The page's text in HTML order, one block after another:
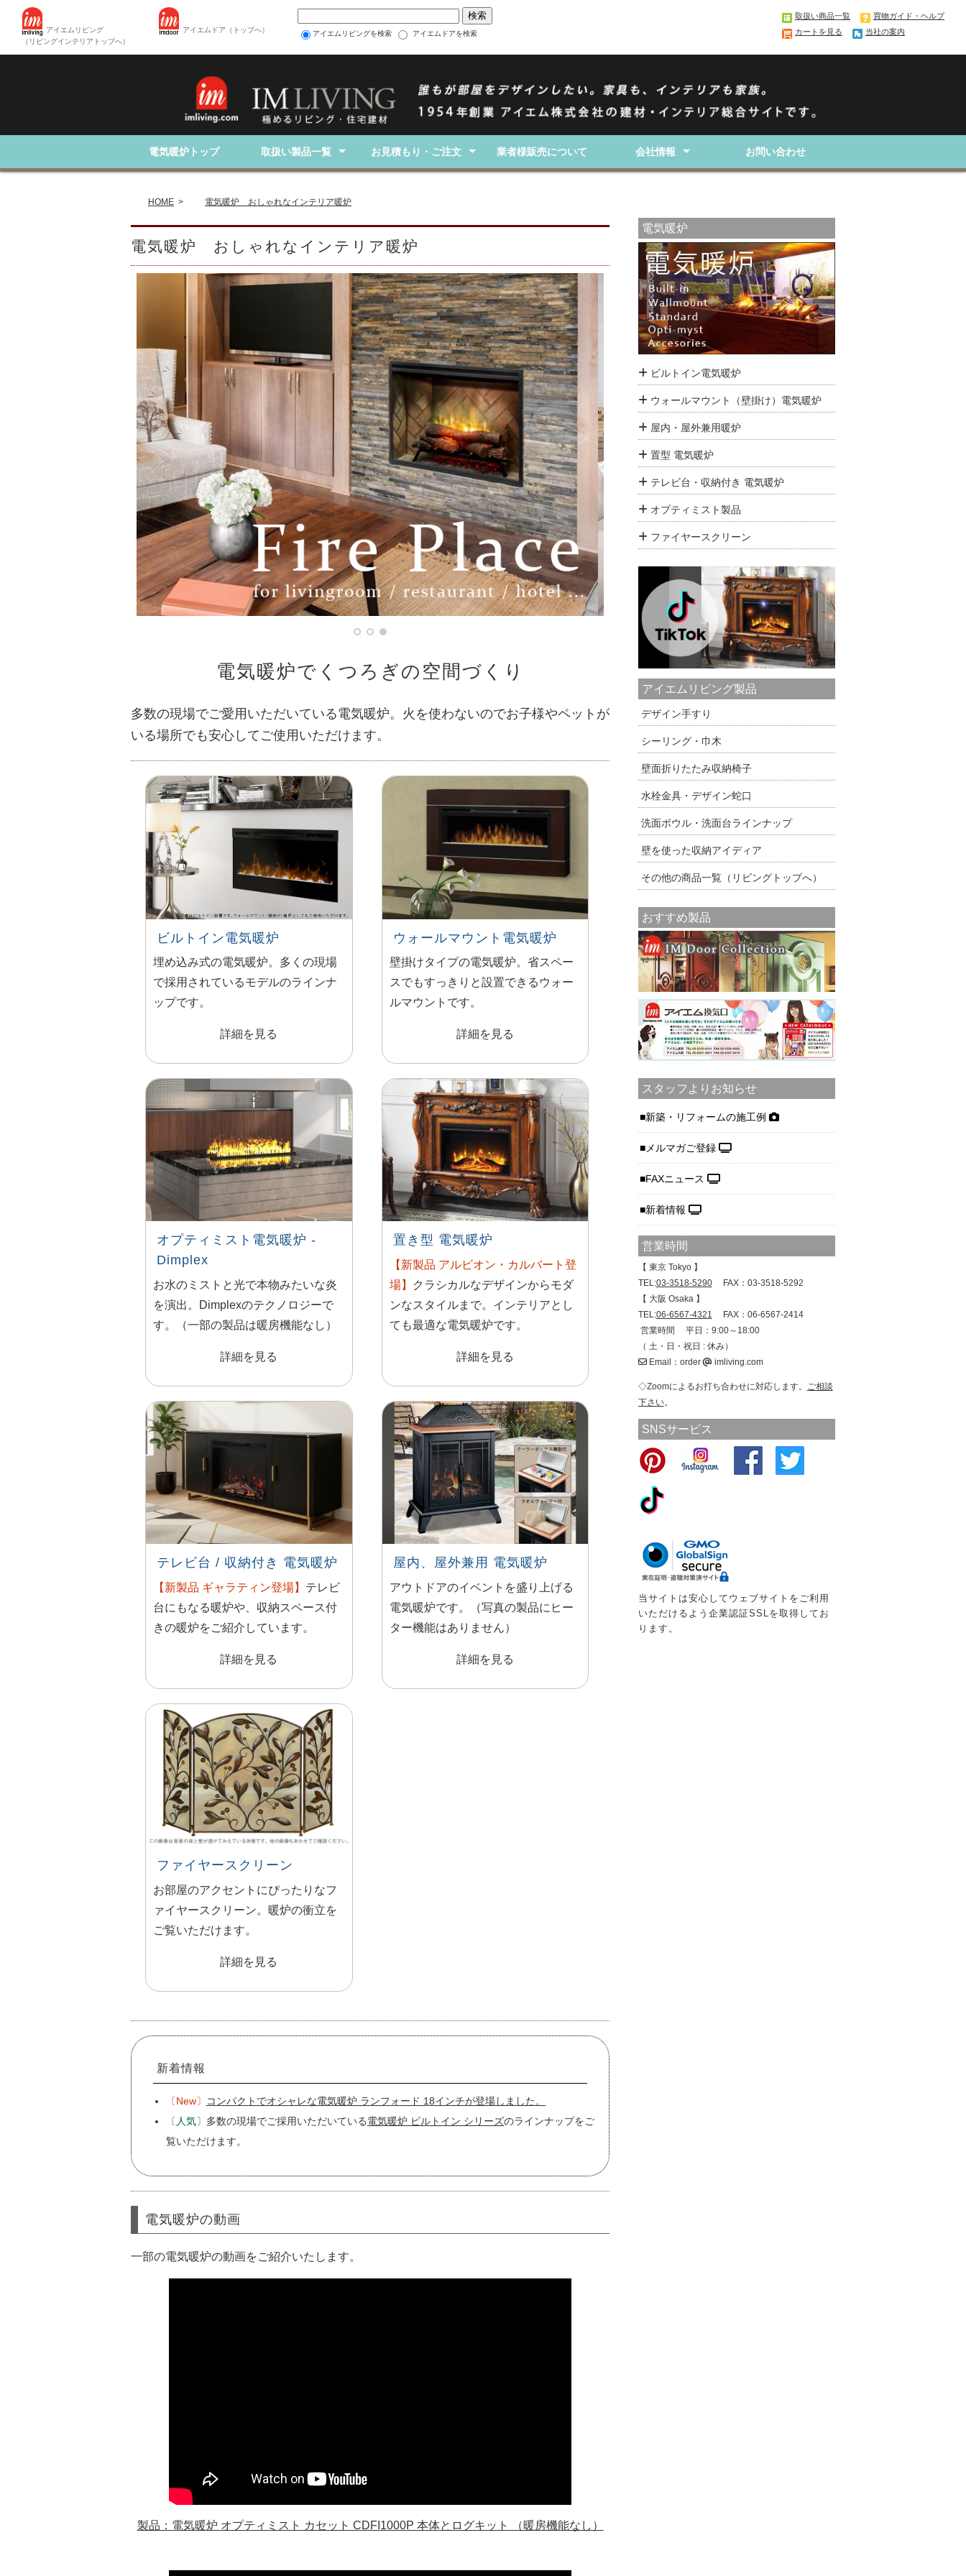
アイエムリビング
（リビングインテリアトップへ）
アイエムドア（トップへ） アイエムリビングを検索 アイエムドアを検索
取扱い商品一覧
買物ガイド・ヘルプ
カートを見る
当社の案内
電気暖炉トップ 取扱い製品一覧 お見積もり・ご注文 業者様販売について 会社情報 お問い合わせ
HOME > 電気暖炉 おしゃれなインテリア暖炉
電気暖炉 おしゃれなインテリア暖炉
電気暖炉でくつろぎの空間づくり
多数の現場でご愛用いただいている電気暖炉。火を使わないのでお子様やペットが
いる場所でも安心してご使用いただけます。
ビルトイン電気暖炉
埋め込み式の電気暖炉。多くの現場
で採用されているモデルのラインナ
ップです。
詳細を見る
ウォールマウント電気暖炉
壁掛けタイプの電気暖炉。省スペー
スでもすっきりと設置できるウォー
ルマウントです。
詳細を見る
オプティミスト電気暖炉 -
Dimplex
お水のミストと光で本物みたいな炎
を演出。Dimplexのテクノロジーで
す。（一部の製品は暖房機能なし）
詳細を見る
置き型 電気暖炉
【新製品 アルビオン・カルバート登
場】
クラシカルなデザインからモダ
ンなスタイルまで。インテリアとし
ても最適な電気暖炉です。
詳細を見る
テレビ台 / 収納付き 電気暖炉
【新製品 ギャラティン登場】 テレビ
台にもなる暖炉や、収納スペース付
きの暖炉をご紹介しています。
詳細を見る
屋内、屋外兼用 電気暖炉
アウトドアのイベントを盛り上げる
電気暖炉です。（写真の製品にヒー
ター機能はありません）
詳細を見る
ファイヤースクリーン
お部屋のアクセントにぴったりなフ
ァイヤースクリーン。暖炉の衝立を
ご覧いただけます。
詳細を見る
新着情報
〔New〕
コンパクトでオシャレな電気暖炉 ランフォード 18インチが登場しました。
〔人気〕 多数の現場でご採用いただいている電気暖炉 ビルトイン シリーズのラインナップをご
覧いただけます。
電気暖炉の動画
一部の電気暖炉の動画をご紹介いたします。
製品：電気暖炉 オプティミスト カセット CDFI1000P 本体とログキット （暖房機能なし）
電気暖炉
ビルトイン電気暖炉
ウォールマウント（壁掛け）電気暖炉
屋内・屋外兼用暖炉
置型 電気暖炉
テレビ台・収納付き 電気暖炉
オプティミスト製品
ファイヤースクリーン
アイエムリビング製品
デザイン手すり
シーリング・巾木
壁面折りたたみ収納椅子
水栓金具・デザイン蛇口
洗面ボウル・洗面台ラインナップ
壁を使った収納アイディア
その他の商品一覧（リビングトップへ）
おすすめ製品
スタッフよりお知らせ
新築・リフォームの施工例
メルマガご登録
FAXニュース
新着情報
営業時間
【 東京 Tokyo 】
TEL:03-3518-5290FAX：03-3518-5292
【 大阪 Osaka 】
TEL:06-6567-4321 FAX：06-6567-2414
営業時間 平日：9:00～18:00
（ 土・日・祝日 : 休み）
Email：order
imliving.com
◇Zoomによるお打ち合わせに対応します。 ご相談
下さい。
SNSサービス
当サイトは安心してウェブサイトをご利用
いただけるよう企業認証SSLを取得してお
ります。